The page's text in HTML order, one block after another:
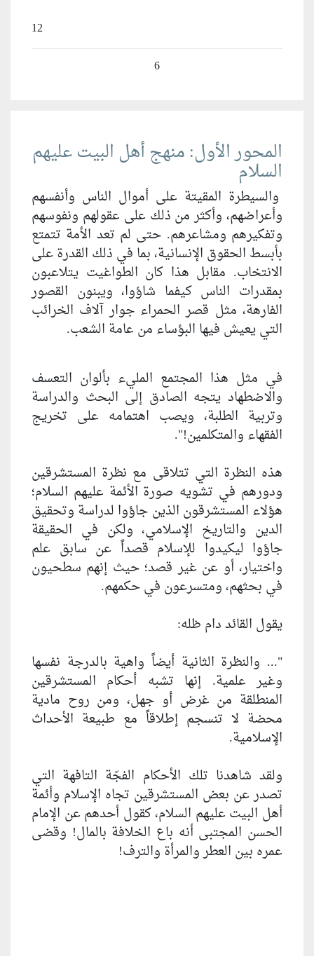
12
6
المحور الأول: منهج أهل البيت عليهم
السلام
والسيطرة المقيتة على أموال الناس وأنفسهم
وأعراضهم، وأكثر من ذلك على عقولهم ونفوسهم
وتفكيرهم ومشاعرهم. حتى لم تعد الأمة تتمتع
بأبسط الحقوق الإنسانية، بما في ذلك القدرة على
الانتخاب. مقابل هذا كان الطواغيت يتلاعبون
بمقدرات الناس كيفما شاؤوا، ويبنون القصور
الفارهة، مثل قصر الحمراء جوار آلاف الخرائب
التي يعيش فيها البؤساء من عامة الشعب.
في مثل هذا المجتمع الملي‏ء بألوان التعسف
والاضطهاد يتجه الصادق إلى البحث والدراسة
وتربية الطلبة، ويصب اهتمامه على تخريج
الفقهاء والمتكلمين!".
هذه النظرة التي تتلاقى مع نظرة المستشرقين
ودورهم في تشويه صورة الأئمة عليهم السلام؛
هؤلاء المستشرقون الذين جاؤوا لدراسة وتحقيق
الدين والتاريخ الإسلامي، ولكن في الحقيقة
جاؤوا ليكيدوا للإسلام قصداً عن سابق علم
واختيار، أو عن غير قصد؛ حيث إنهم سطحيون
في بحثهم، ومتسرعون في حكمهم.
يقول القائد دام ظله:
"... والنظرة الثانية أيضاً واهية بالدرجة نفسها
وغير علمية. إنها تشبه أحكام المستشرقين
المنطلقة من غرض أو جهل، ومن روح مادية
محضة لا تنسجم إطلاقاً مع طبيعة الأحداث
الإسلامية.
ولقد شاهدنا تلك الأحكام الفجّة التافهة التي
تصدر عن بعض المستشرقين تجاه الإسلام وأئمة
أهل البيت عليهم السلام، كقول أحدهم عن الإمام
الحسن المجتبى أنه باع الخلافة بالمال! وقضى
عمره بين العطر والمرأة والترف!